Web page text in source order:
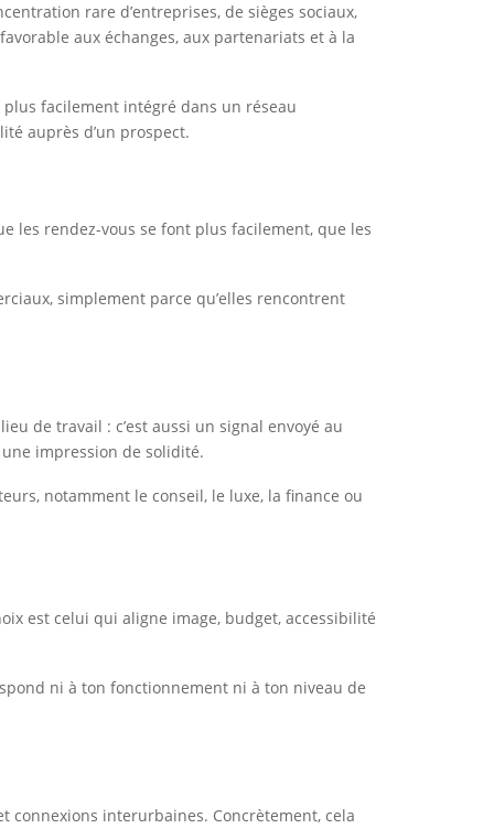
rare d’entreprises, de sièges sociaux,
aux échanges, aux partenariats et à la
facilement intégré dans un réseau
auprès d’un prospect.
les rendez-vous se font plus facilement, que les
simplement parce qu’elles rencontrent
de travail : c’est aussi un signal envoyé au
impression de solidité.
notamment le conseil, le luxe, la finance ou
est celui qui aligne image, budget, accessibilité
ni à ton fonctionnement ni à ton niveau de
connexions interurbaines. Concrètement, cela